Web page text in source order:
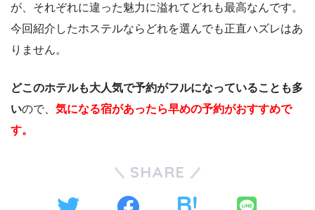
が、それぞれに違った魅力に溢れてどれも最高なんです。
今回紹介したホステルならどれを選んでも正直ハズレはあ
りません。
どこのホテルも大人気で予約がフルになっていることも多
いので、 気になる宿があったら早めの予約がおすすめで
す。
SHARE